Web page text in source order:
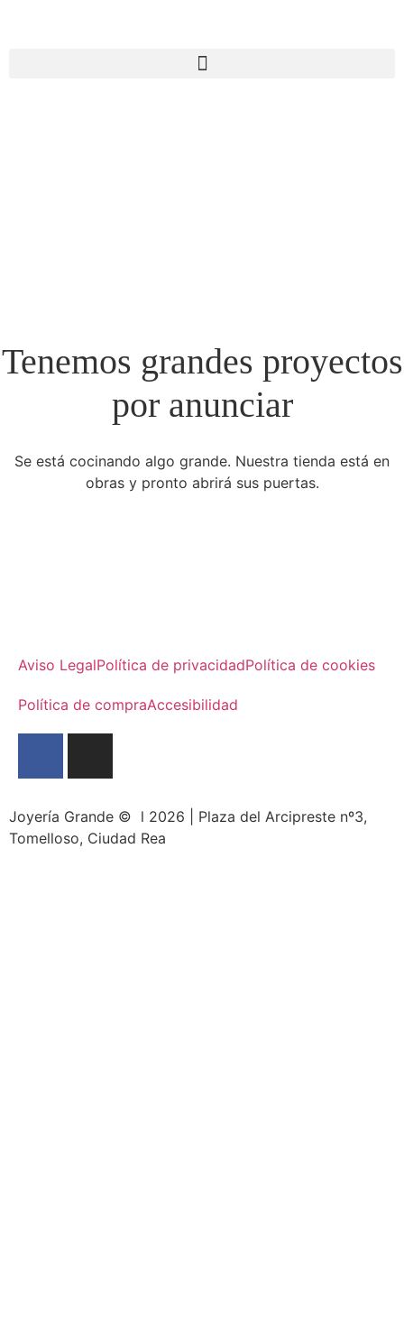
Tenemos grandes proyectos
por anunciar
Se está cocinando algo grande. Nuestra tienda está en
obras y pronto abrirá sus puertas.
Aviso LegalPolítica de privacidadPolítica de cookies
Política de compraAccesibilidad
Joyería Grande © l 2026 | Plaza del Arcipreste nº3,
Tomelloso, Ciudad Rea